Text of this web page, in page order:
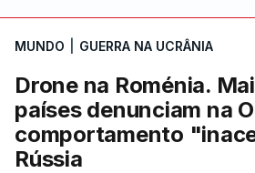
MUNDO GUERRA NA UCRÂNIA
Drone na Roménia.
países denunciam na
comportamento
Rússia